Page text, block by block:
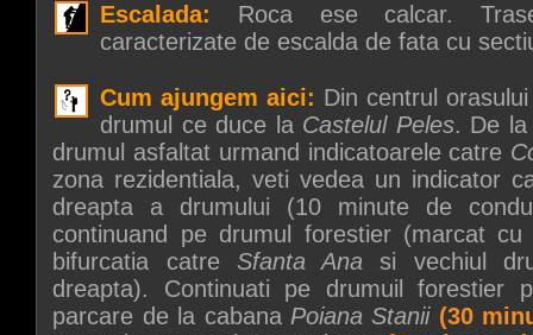
Escalada: Roca ese calcar.
caracterizate de escalda de fata cu
Cum ajungem aici: Din centrul
drumul ce duce la Castelul Peles. De
drumul asfaltat urmand indicatoarele catre
zona rezidentiala, veti vedea un indicator
dreapta a drumului (10 minute de
continuand pe drumul forestier (marcat
bifurcatia catre Sfanta Ana si vechiul
dreapta). Continuati pe drumuil forestier
parcare de la cabana Poiana Stanii (30